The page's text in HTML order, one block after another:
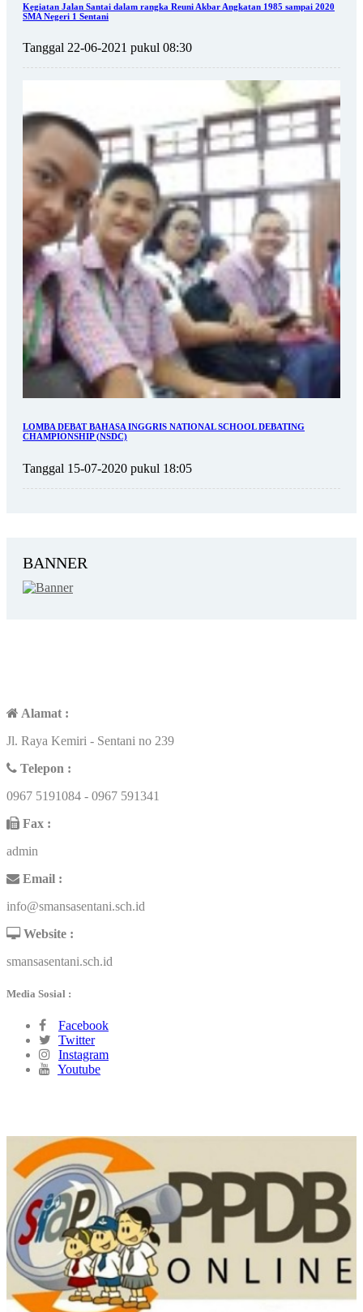
Kegiatan Jalan Santai dalam rangka Reuni Akbar Angkatan 1985 sampai 2020
SMA Negeri 1 Sentani
Tanggal 22-06-2021 pukul 08:30
LOMBA DEBAT BAHASA INGGRIS NATIONAL SCHOOL DEBATING
CHAMPIONSHIP (NSDC)
Tanggal 15-07-2020 pukul 18:05
BANNER
Alamat :
Jl. Raya Kemiri - Sentani no 239
Telepon :
0967 5191084 - 0967 591341
Fax :
admin
Email :
info@smansasentani.sch.id
Website :
smansasentani.sch.id
Media Sosial :
Facebook
Twitter
Instagram
Youtube